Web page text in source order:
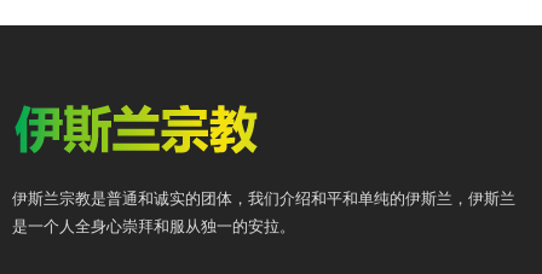
伊斯兰宗教是普通和诚实的团体，我们介绍和平和单纯的伊斯兰，伊斯兰
是一个人全身心崇拜和服从独一的安拉。